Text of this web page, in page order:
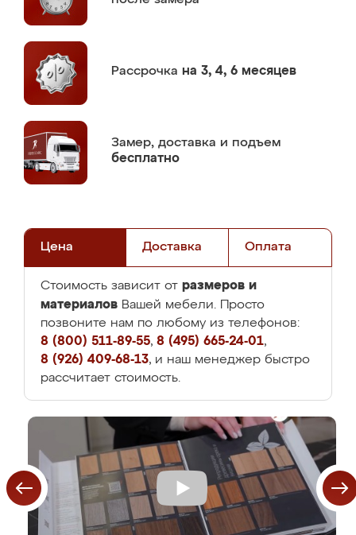
Рассрочка на 3, 4, 6 месяцев
Замер, доставка и подъем
бесплатно
Цена Доставка Оплата
Стоимость зависит от размеров и
материалов Вашей мебели. Просто
позвоните нам по любому из телефонов:
8 (800) 511-89-55, 8 (495) 665-24-01,
8 (926) 409-68-13, и наш менеджер быстро
рассчитает стоимость.